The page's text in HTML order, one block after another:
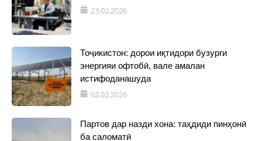
23.02.2026
Тоҷикистон: дорои иқтидори бузурги
энергияи офтобӣ, вале амалан
истифоданашуда
02.02.2026
Партов дар назди хона: таҳдиди пинҳонӣ
ба саломатӣ